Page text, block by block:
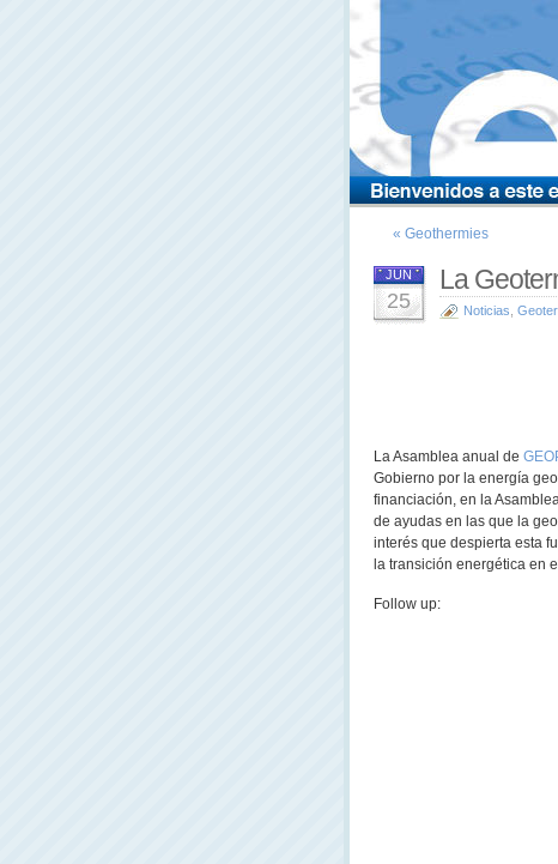
« Geothermies
JUN
25
La
Noticias
La Asamblea anual de
Gobierno por la energía
financiación, en la
de ayudas en las que la
interés que despierta esta
la transición energética en
Follow up: